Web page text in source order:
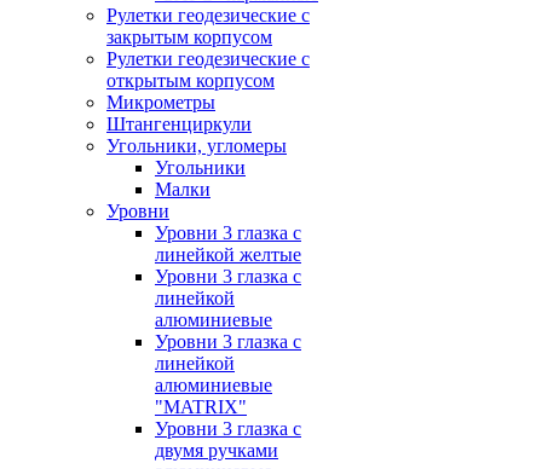
Рулетки геодезические с
закрытым корпусом
Рулетки геодезические с
открытым корпусом
Микрометры
Штангенциркули
Угольники, угломеры
Угольники
Малки
Уровни
Уровни 3 глазка с
линейкой желтые
Уровни 3 глазка с
линейкой
алюминиевые
Уровни 3 глазка с
линейкой
алюминиевые
"MATRIX"
Уровни 3 глазка с
двумя ручками